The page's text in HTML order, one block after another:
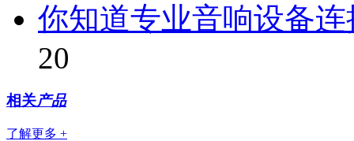
你知道专业音响设备
20
相关产品
了解更多 +